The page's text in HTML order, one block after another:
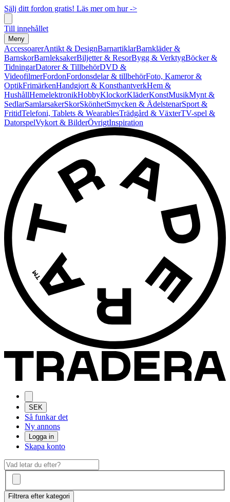
Sälj ditt fordon gratis! Läs mer om hur ->
Till innehållet
Meny
AccessoarerAntikt & DesignBarnartiklarBarnkläder &
BarnskorBarnleksakerBiljetter & ResorBygg & VerktygBöcker &
TidningarDatorer & TillbehörDVD &
VideofilmerFordonFordonsdelar & tillbehörFoto, Kameror &
OptikFrimärkenHandgjort & KonsthantverkHem &
HushållHemelektronikHobbyKlockorKläderKonstMusikMynt &
SedlarSamlarsakerSkorSkönhetSmycken & ÄdelstenarSport &
FritidTelefoni, Tablets & WearablesTrädgård & VäxterTV-spel &
DatorspelVykort & BilderÖvrigtInspiration
SEK
Så funkar det
Ny annons
Logga in
Skapa konto
Filtrera efter kategori